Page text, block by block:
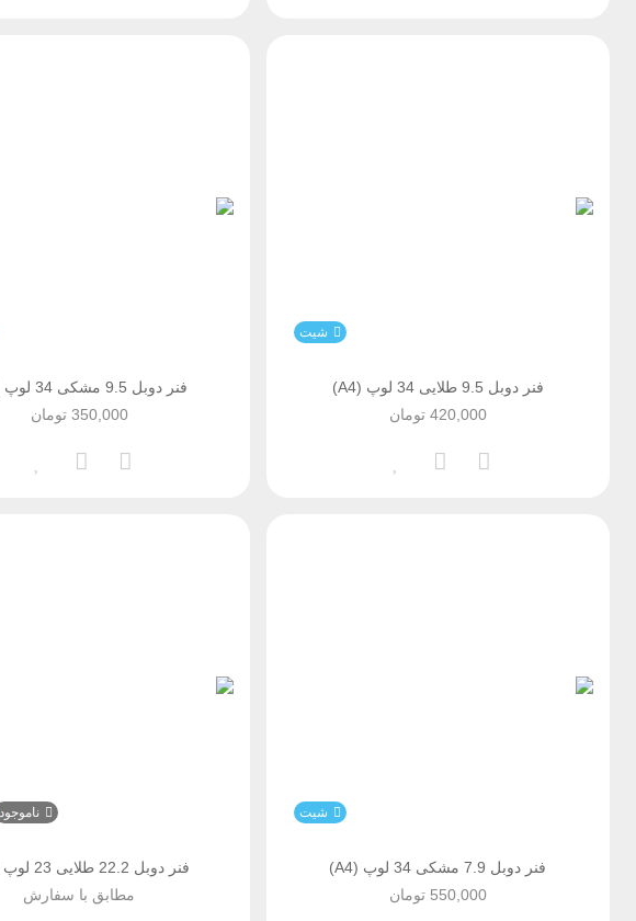
شیت
فنر دوبل 9.5 طلایی 34 لوپ (A4)
تومان420,000
فنر دوبل 9.5 مشکی 34 لوپ (A4)
تومان350,000
شیت
فنر دوبل 7.9 مشکی 34 لوپ (A4)
تومان550,000
ناموجود
فنر دوبل 22.2 طلایی 23 لوپ (A4)
مطابق با سفارش